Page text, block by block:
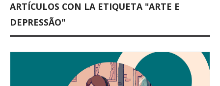
ARTÍCULOS CON LA ETIQUETA "ARTE E
DEPRESSÃO"